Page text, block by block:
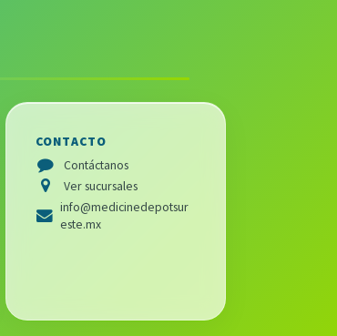
CONTACTO
Contáctanos
Ver sucursales
info@medicinedepotsur
este.mx